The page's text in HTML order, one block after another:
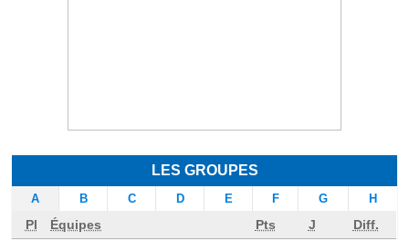
LES GROUPES
A B C D E F G H
Pl Équipes Pts J
Diff.